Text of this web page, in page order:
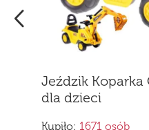
Jeździk
dla dzieci
Kupiło: 1671 osób